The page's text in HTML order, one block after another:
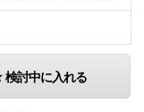
検討中に入れる